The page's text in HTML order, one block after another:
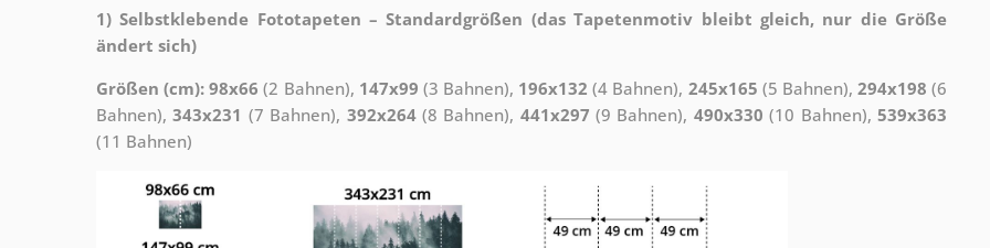
1) Selbstklebende Fototapeten – Standardgrößen (das Tapetenmotiv bleibt gleich, nur die Größe
ändert sich)
Größen (cm): 98x66 (2 Bahnen), 147x99 (3 Bahnen), 196x132 (4 Bahnen), 245x165 (5 Bahnen), 294x198 (6
Bahnen),343x231 (7 Bahnen), 392x264(8 Bahnen), 441x297 (9 Bahnen), 490x330 (10 Bahnen),539x363
(11 Bahnen)